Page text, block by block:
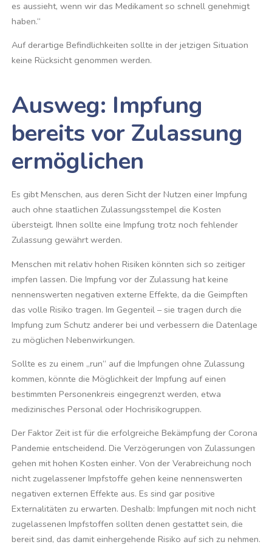
es aussieht, wenn wir das Medikament so schnell genehmigt
haben.“
Auf derartige Befindlichkeiten sollte in der jetzigen Situation
keine Rücksicht genommen werden.
Ausweg: Impfung
bereits vor Zulassung
ermöglichen
Es gibt Menschen, aus deren Sicht der Nutzen einer Impfung
auch ohne staatlichen Zulassungsstempel die Kosten
übersteigt. Ihnen sollte eine Impfung trotz noch fehlender
Zulassung gewährt werden.
Menschen mit relativ hohen Risiken könnten sich so zeitiger
impfen lassen. Die Impfung vor der Zulassung hat keine
nennenswerten negativen externe Effekte, da die Geimpften
das volle Risiko tragen. Im Gegenteil – sie tragen durch die
Impfung zum Schutz anderer bei und verbessern die Datenlage
zu möglichen Nebenwirkungen.
Sollte es zu einem „run“ auf die Impfungen ohne Zulassung
kommen, könnte die Möglichkeit der Impfung auf einen
bestimmten Personenkreis eingegrenzt werden, etwa
medizinisches Personal oder Hochrisikogruppen.
Der Faktor Zeit ist für die erfolgreiche Bekämpfung der Corona
Pandemie entscheidend. Die Verzögerungen von Zulassungen
gehen mit hohen Kosten einher. Von der Verabreichung noch
nicht zugelassener Impfstoffe gehen keine nennenswerten
negativen externen Effekte aus. Es sind gar positive
Externalitäten zu erwarten. Deshalb: Impfungen mit noch nicht
zugelassenen Impfstoffen sollten denen gestattet sein, die
bereit sind, das damit einhergehende Risiko auf sich zu nehmen.